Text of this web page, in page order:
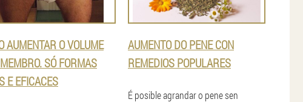
AUMENTAR O VOLUME
SÓ FORMAS
E EFICACES
AUMENTO DO PENE CON
REMEDIOS POPULARES
É posible agrandar o pene sen